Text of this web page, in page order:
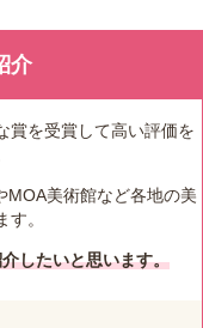
介
賞を受賞して高い評価を
MOA美術館など各地の美
。
したいと思います。